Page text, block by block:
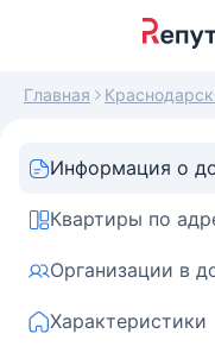
Главная
Информация о
Квартиры по
Организации в
Характеристики